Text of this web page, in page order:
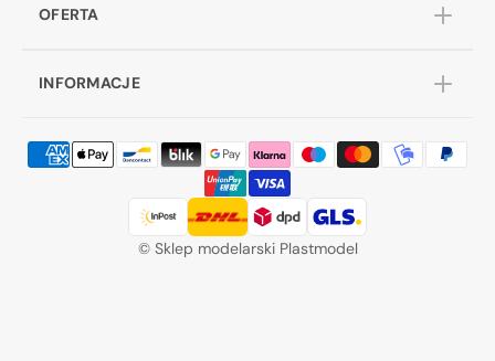
OFERTA
INFORMACJE
© Sklep modelarski Plastmodel